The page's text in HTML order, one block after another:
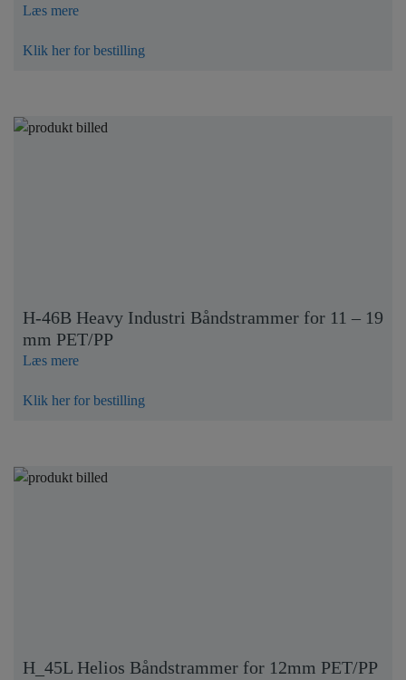
Læs mere
Klik her for bestilling
H-46B Heavy Industri Båndstrammer for 11 – 19
mm PET/PP
Læs mere
Klik her for bestilling
H_45L Helios Båndstrammer for 12mm PET/PP